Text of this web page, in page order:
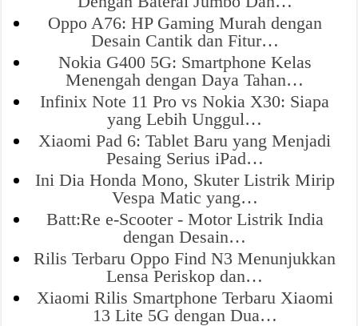
Oppo A76: HP Gaming Murah dengan
Desain Cantik dan Fitur…
Nokia G400 5G: Smartphone Kelas
Menengah dengan Daya Tahan…
Infinix Note 11 Pro vs Nokia X30: Siapa
yang Lebih Unggul…
Xiaomi Pad 6: Tablet Baru yang Menjadi
Pesaing Serius iPad…
Ini Dia Honda Mono, Skuter Listrik Mirip
Vespa Matic yang…
Batt:Re e-Scooter - Motor Listrik India
dengan Desain…
Rilis Terbaru Oppo Find N3 Menunjukkan
Lensa Periskop dan…
Xiaomi Rilis Smartphone Terbaru Xiaomi
13 Lite 5G dengan Dua…